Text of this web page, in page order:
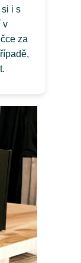
si i s
v
za